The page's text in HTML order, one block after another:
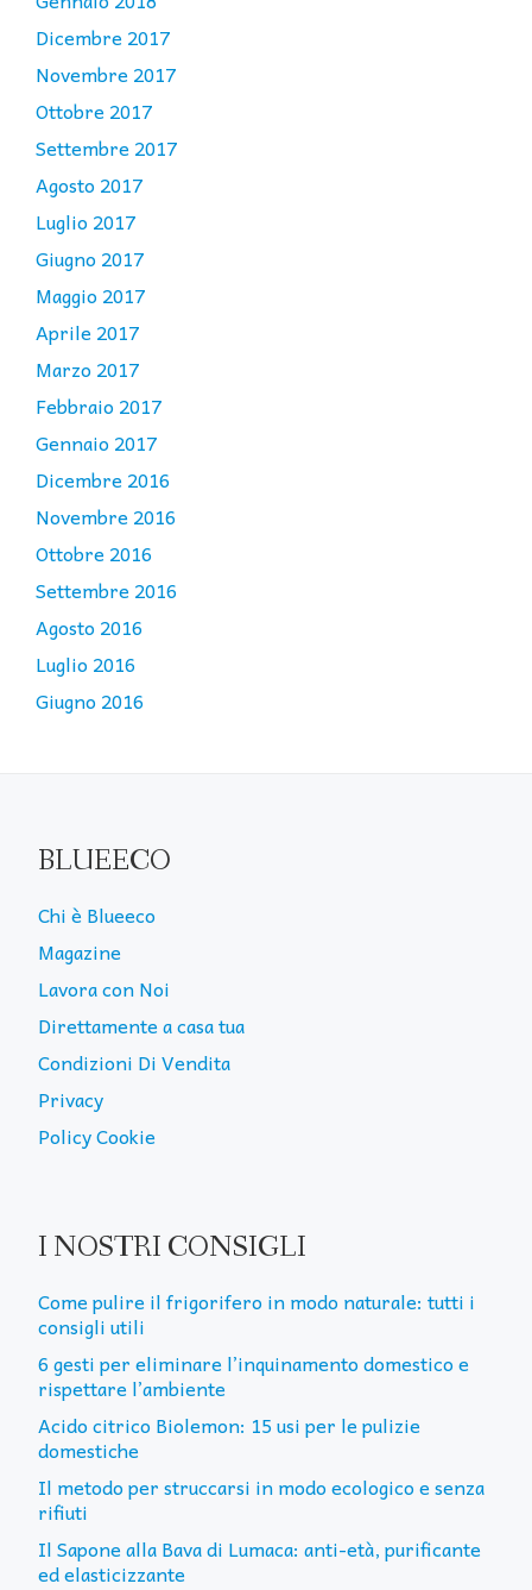
Dicembre 2017
Novembre 2017
Ottobre 2017
Settembre 2017
Agosto 2017
Luglio 2017
Giugno 2017
Maggio 2017
Aprile 2017
Marzo 2017
Febbraio 2017
Gennaio 2017
Dicembre 2016
Novembre 2016
Ottobre 2016
Settembre 2016
Agosto 2016
Luglio 2016
Giugno 2016
BLUEECO
Chi è Blueeco
Magazine
Lavora con Noi
Direttamente a casa tua
Condizioni Di Vendita
Privacy
Policy Cookie
I NOSTRI CONSIGLI
Come pulire il frigorifero in modo naturale: tutti i
consigli utili
6 gesti per eliminare l’inquinamento domestico e
rispettare l’ambiente
Acido citrico Biolemon: 15 usi per le pulizie
domestiche
Il metodo per struccarsi in modo ecologico e senza
rifiuti
Il Sapone alla Bava di Lumaca: anti-età, purificante
ed elasticizzante